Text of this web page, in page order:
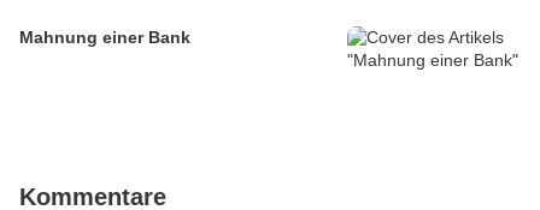
Mahnung einer Bank
Kommentare